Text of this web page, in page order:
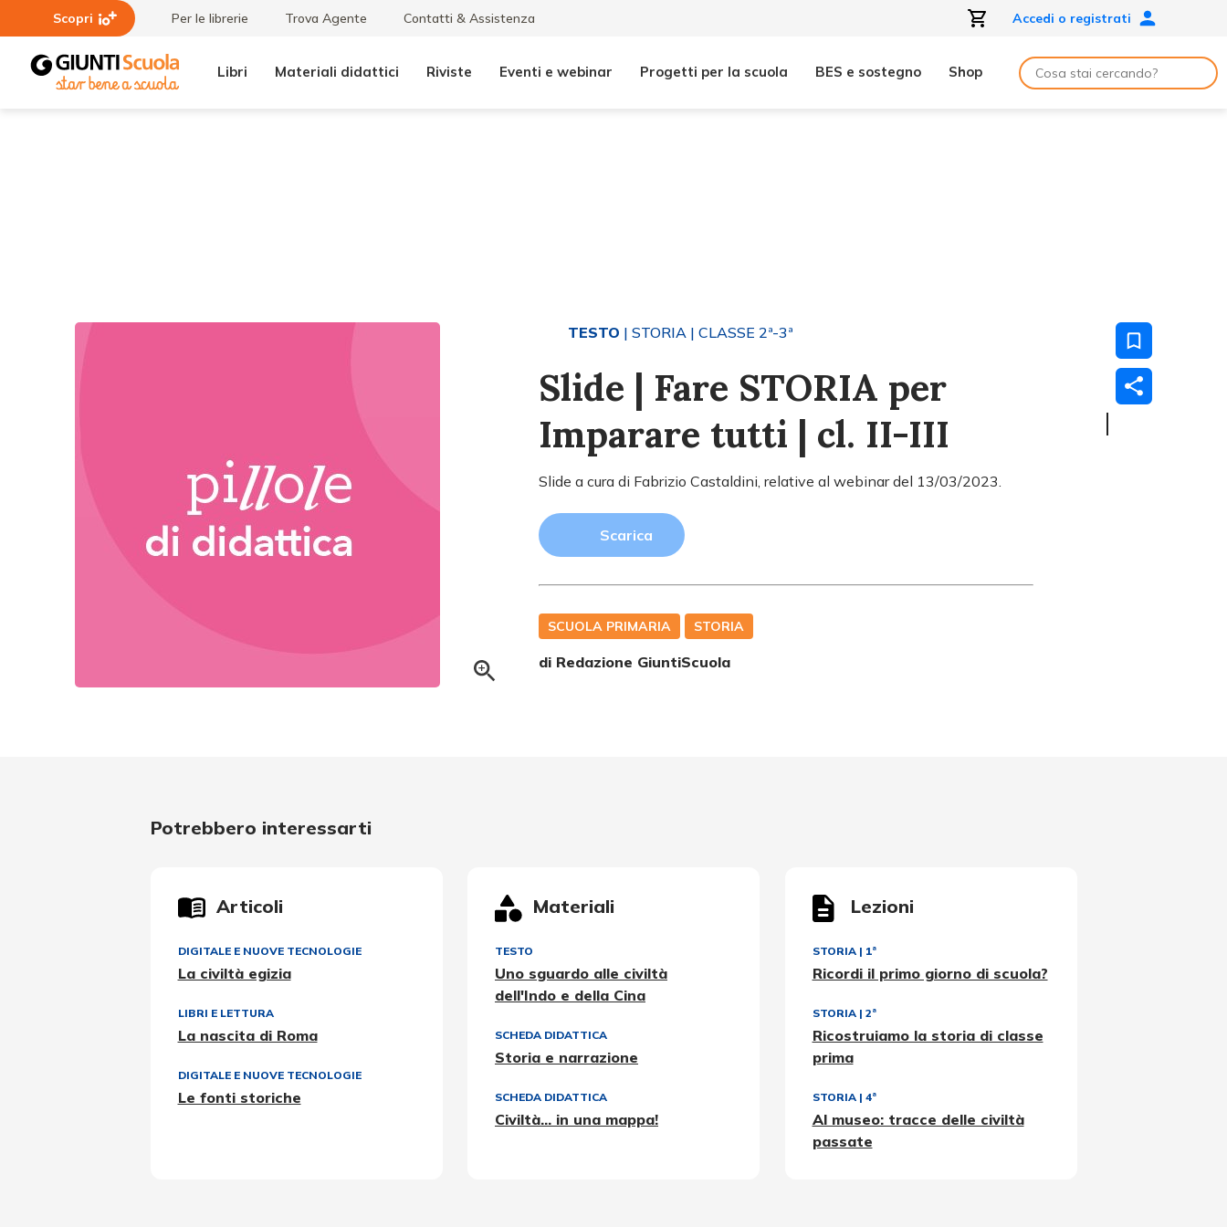
Scopri Per le librerie Trova Agente Contatti & Assistenza Accedi o registrati
Libri Materiali didattici Riviste Eventi e webinar Progetti per la scuola BES e sostegno Shop
TESTO | STORIA | CLASSE 2ª-3ª
Slide | Fare STORIA per
Imparare tutti | cl. II-III
Slide a cura di Fabrizio Castaldini, relative al webinar del 13/03/2023.
Scarica
SCUOLA PRIMARIA STORIA
di Redazione GiuntiScuola
Potrebbero interessarti
Articoli
DIGITALE E NUOVE TECNOLOGIE
La civiltà egizia
LIBRI E LETTURA
La nascita di Roma
DIGITALE E NUOVE TECNOLOGIE
Le fonti storiche
Materiali
TESTO
Uno sguardo alle civiltà
dell'Indo e della Cina
SCHEDA DIDATTICA
Storia e narrazione
SCHEDA DIDATTICA
Civiltà... in una mappa!
Lezioni
STORIA| 1ª
Ricordi il primo giorno di scuola?
STORIA| 2ª
Ricostruiamo la storia di classe
prima
STORIA| 4ª
Al museo: tracce delle civiltà
passate